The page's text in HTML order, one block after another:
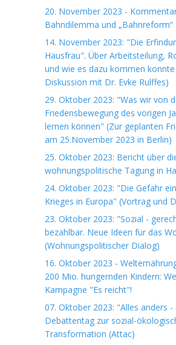
20. November 2023 -
Bahndilemma und „Bahnreform“
14. November 2023: "Die
Hausfrau". Über Arbeitsteilung,
und wie es dazu kommen
Diskussion mit Dr. Evke Rulffes)
29. Oktober 2023: "Was wir von
Friedensbewegung des vorigen
lernen können" (Zur geplanten
am 25.November 2023 in Berlin)
25. Oktober 2023: Bericht über
wohnungspolitische Tagung in
24. Oktober 2023: "Die Gefahr
Krieges in Europa" (Vortrag und
23. Oktober 2023: "Sozial -
bezahlbar. Neue Ideen für das
(Wohnungspolitischer Dialog)
16. Oktober 2023 -
200 Mio. hungernden Kindern:
Kampagne "Es reicht"!
07. Oktober 2023: "Alles anders -
Debattentag zur sozial-
Transformation (Attac)